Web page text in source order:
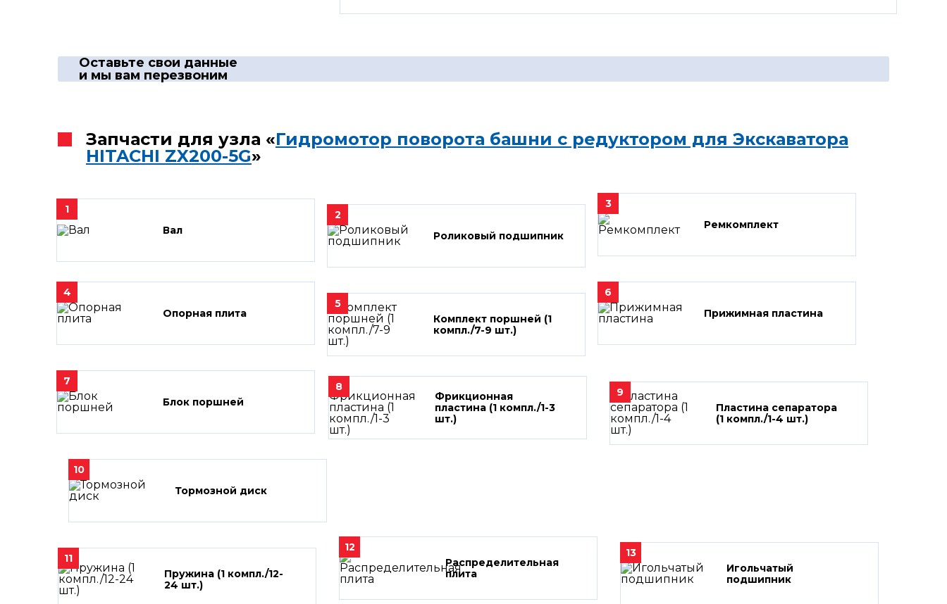
Оставьте свои данные
и мы вам перезвоним
Запчасти для узла «Гидромотор поворота башни с редуктором для Экскаватора
HITACHI ZX200-5G»
1
Вал
2
Роликовый подшипник
3
Ремкомплект
4
Опорная плита
5
Комплект поршней (1
компл./7-9 шт.)
6
Прижимная пластина
7
Блок поршней
8
Фрикционная
пластина (1 компл./1-3
шт.)
9
Пластина сепаратора
(1 компл./1-4 шт.)
10
Тормозной диск
11
Пружина (1 компл./12-
24 шт.)
12
Распределительная
плита
13
Игольчатый
подшипник